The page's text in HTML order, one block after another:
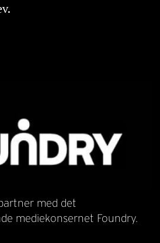
med det
mediekonsernet Foundry.